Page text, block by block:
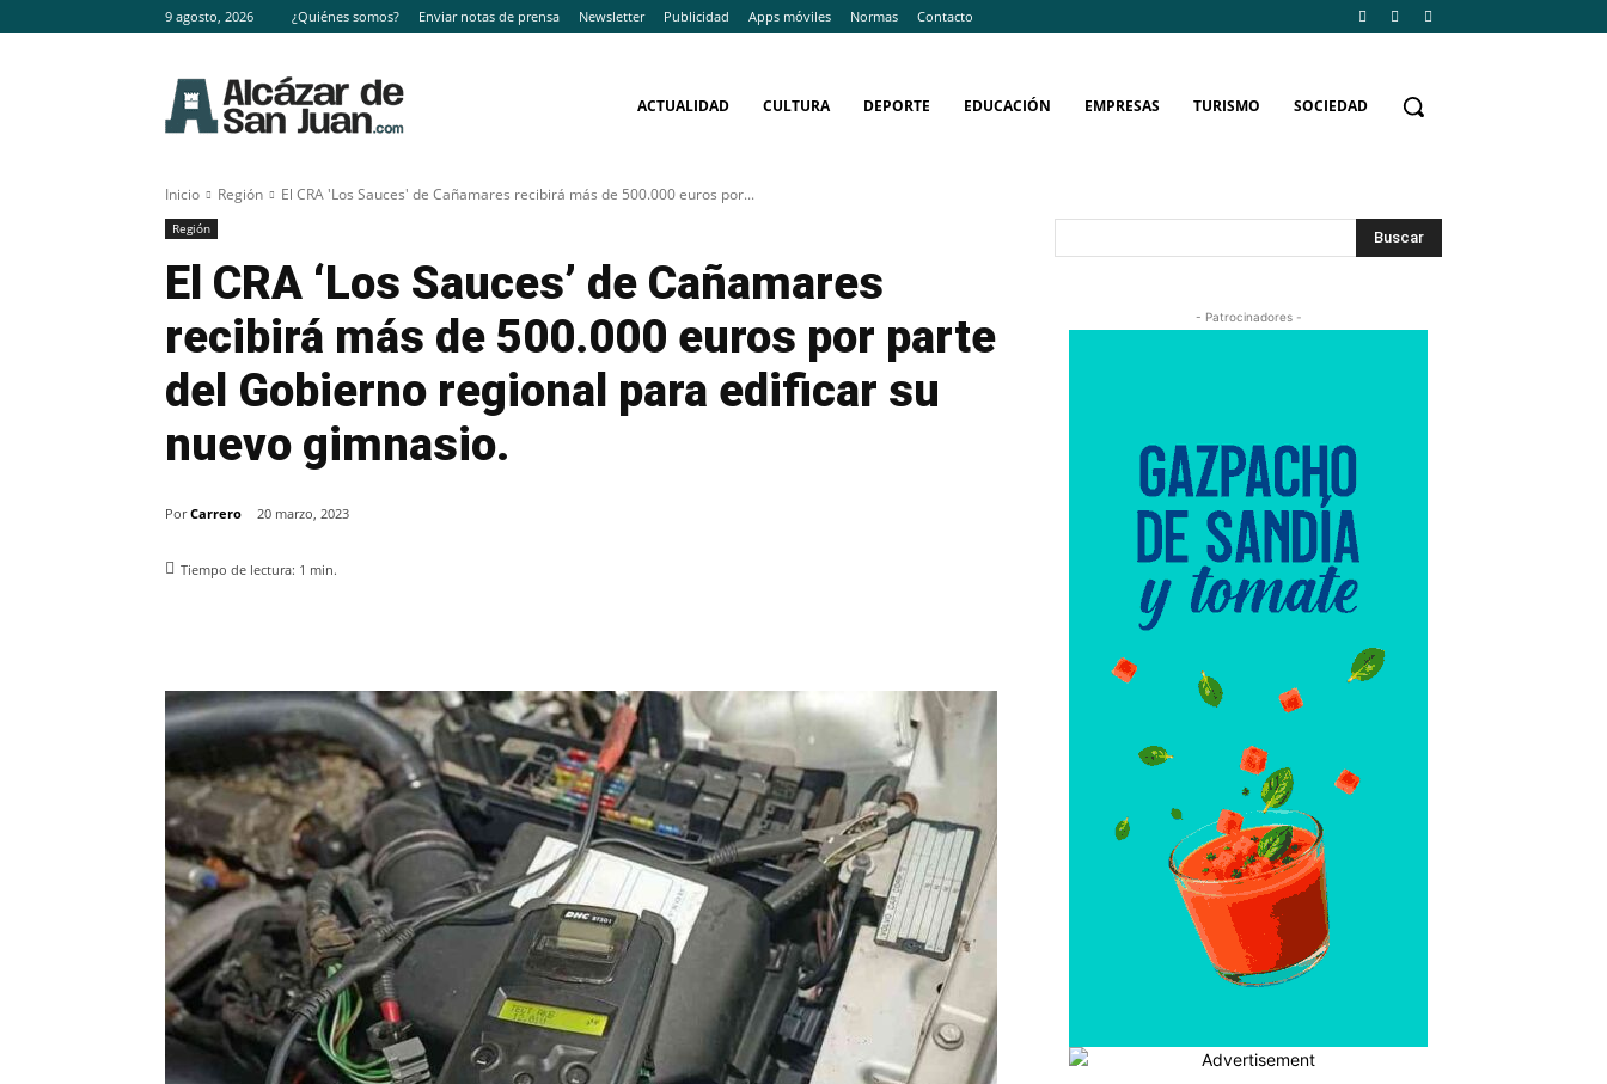
9 agosto, 2026 ¿Quiénes somos? Enviar notas de prensa Newsletter Publicidad Apps móviles Normas Contacto
ACTUALIDAD CULTURA DEPORTE EDUCACIÓN EMPRESAS TURISMO SOCIEDAD
Inicio Región El CRA 'Los Sauces' de Cañamares recibirá más de 500.000 euros por...
Región
El CRA ‘Los Sauces’ de Cañamares
recibirá más de 500.000 euros por parte
del Gobierno regional para edificar su
nuevo gimnasio.
Por Carrero 20 marzo, 2023
Tiempo de lectura: 1 min.
Buscar
- Patrocinadores -